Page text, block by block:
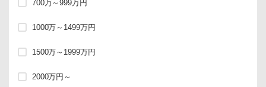
700万～999万円
1000万～1499万円
1500万～1999万円
2000万円～